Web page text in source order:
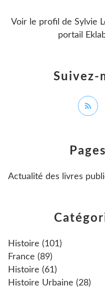
Histoire (101)
France (89)
Histoire (61)
Histoire Urbaine (28)
Pages
Actualité des livres
Suivez-
Voir le profil de Sylvie
portail